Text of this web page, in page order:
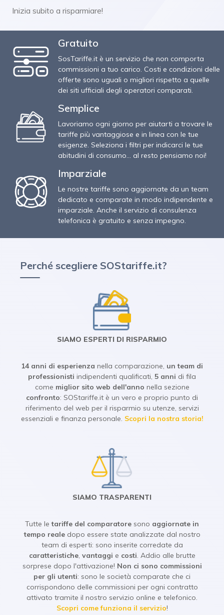
Inizia subito a risparmiare!
Gratuito
SosTariffe.it è un servizio che non comporta
commissioni a tuo carico. Costi e condizioni delle
offerte sono uguali o migliori rispetto a quelle
dei siti ufficiali degli operatori comparati.
Semplice
Lavoriamo ogni giorno per aiutarti a trovare le
tariffe più vantaggiose e in linea con le tue
esigenze. Seleziona i filtri per indicarci le tue
abitudini di consumo… al resto pensiamo noi!
Imparziale
Le nostre tariffe sono aggiornate da un team
dedicato e comparate in modo indipendente e
imparziale. Anche il servizio di consulenza
telefonica è gratuito e senza impegno.
Perché scegliere SOStariffe.it?
SIAMO ESPERTI DI RISPARMIO
14 anni di esperienza nella comparazione, un team di
professionisti indipendenti qualificati, 5 anni di fila
come miglior sito web dell'anno nella sezione
confronto: SOStariffe.it è un vero e proprio punto di
riferimento del web per il risparmio su utenze, servizi
essenziali e finanza personale. Scopri la nostra storia!
SIAMO TRASPARENTI
Tutte letariffe del comparatore sono aggiornate in
tempo realedopo essere state analizzate dal nostro
team di esperti: sono inserite corredate da
caratteristiche, vantaggi e costi. Addio alle brutte
sorprese dopo l'attivazione! Non ci sono commissioni
per gli utenti: sono le società comparate che ci
corrispondono delle commissioni per ogni contratto
attivato tramite il nostro servizio online e telefonico.
Scopri come funziona il servizio!